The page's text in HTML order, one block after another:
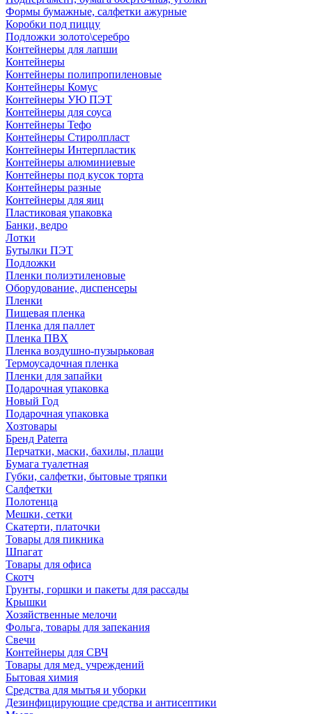
Формы бумажные, салфетки ажурные
Коробки под пиццу
Подложки золото\серебро
Контейнеры для лапши
Контейнеры
Контейнеры полипропиленовые
Контейнеры Комус
Контейнеры УЮ ПЭТ
Контейнеры для соуса
Контейнеры Тефо
Контейнеры Стиролпласт
Контейнеры Интерпластик
Контейнеры алюминиевые
Контейнеры под кусок торта
Контейнеры разные
Контейнеры для яиц
Пластиковая упаковка
Банки, ведро
Лотки
Бутылки ПЭТ
Подложки
Пленки полиэтиленовые
Оборудование, диспенсеры
Пленки
Пищевая пленка
Пленка для паллет
Пленка ПВХ
Пленка воздушно-пузырьковая
Термоусадочная пленка
Пленки для запайки
Подарочная упаковка
Новый Год
Подарочная упаковка
Хозтовары
Бренд Paterra
Перчатки, маски, бахилы, плащи
Бумага туалетная
Губки, салфетки, бытовые тряпки
Салфетки
Полотенца
Мешки, сетки
Скатерти, платочки
Товары для пикника
Шпагат
Товары для офиса
Скотч
Грунты, горшки и пакеты для рассады
Крышки
Хозяйственные мелочи
Фольга, товары для запекания
Свечи
Контейнеры для СВЧ
Товары для мед. учреждений
Бытовая химия
Средства для мытья и уборки
Дезинфицирующие средства и антисептики